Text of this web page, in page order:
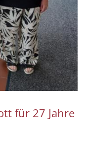
für 27 Jahre